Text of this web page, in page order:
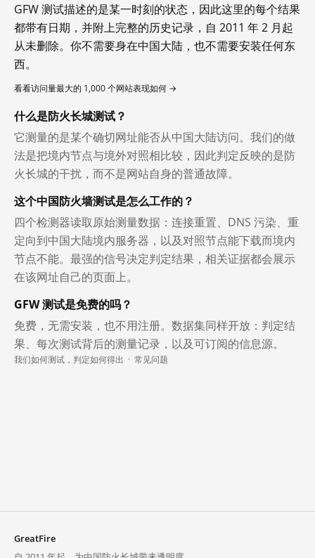
GFW 测试描述的是某一时刻的状态，因此这里的每个结果
都带有日期，并附上完整的历史记录，自 2011 年 2 月起
从未删除。你不需要身在中国大陆，也不需要安装任何东
西。
看看访问量最大的 1,000 个网站表现如何 →
什么是防火长城测试？
它测量的是某个确切网址能否从中国大陆访问。我们的做
法是把境内节点与境外对照相比较，因此判定反映的是防
火长城的干扰，而不是网站自身的普通故障。
这个中国防火墙测试是怎么工作的？
四个检测器读取原始测量数据：连接重置、DNS 污染、重
定向到中国大陆境内服务器，以及对照节点能下载而境内
节点不能。最强的信号决定判定结果，相关证据都会展示
在该网址自己的页面上。
GFW 测试是免费的吗？
免费，无需安装，也不用注册。数据集同样开放：判定结
果、每次测试背后的测量记录，以及可订阅的信息源。
我们如何测试，判定如何得出 · 常见问题
GreatFire